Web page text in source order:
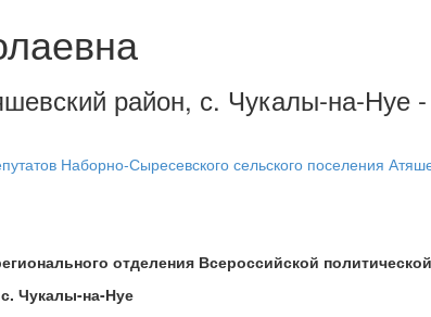
район, с. Чукалы-на-Нуе
Наборно-Сыресевского сельского поселения
отделения Всероссийской
Чукалы-на-Нуе